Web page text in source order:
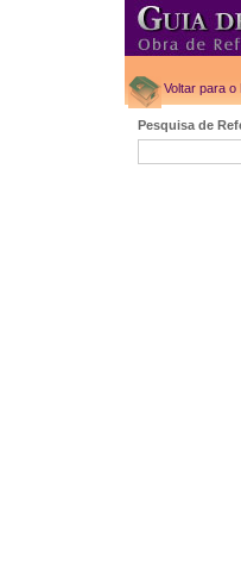
Voltar para o
Pesquisa de